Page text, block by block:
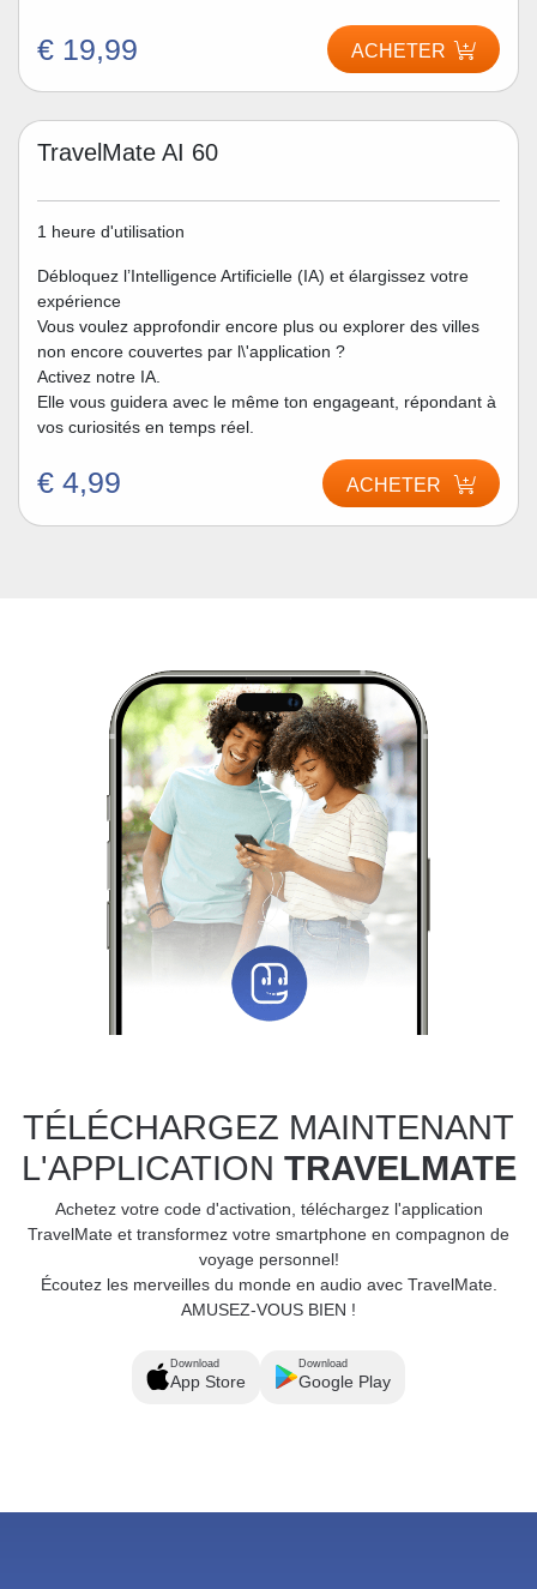
€ 19,99 ACHETER
TravelMate AI 60
1 heure d'utilisation
Débloquez l’Intelligence Artificielle (IA) et élargissez votre
expérience
Vous voulez approfondir encore plus ou explorer des villes
non encore couvertes par l\'application ?
Activez notre IA.
Elle vous guidera avec le même ton engageant, répondant à
vos curiosités en temps réel.
€ 4,99 ACHETER
TÉLÉCHARGEZ MAINTENANT
L'APPLICATION TRAVELMATE
Achetez votre code d'activation, téléchargez l'application
TravelMate et transformez votre smartphone en compagnon de
voyage personnel!
Écoutez les merveilles du monde en audio avec TravelMate.
AMUSEZ-VOUS BIEN !
Download
App Store
Download
Google Play